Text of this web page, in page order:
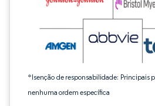
*Isenção de responsabilidade: Principais
nenhuma ordem específica